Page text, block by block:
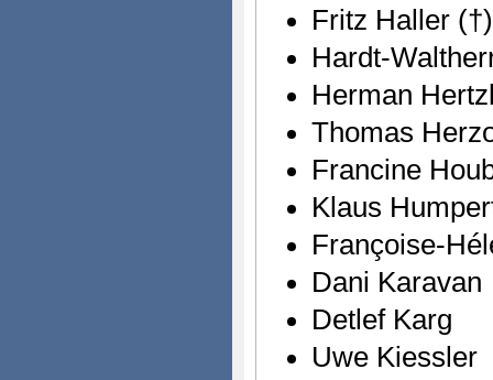
Fritz Haller (†)
Hardt-
Herman
Thomas
Francine
Klaus
Françoise-
Dani Karavan
Detlef Karg
Uwe Kiessler